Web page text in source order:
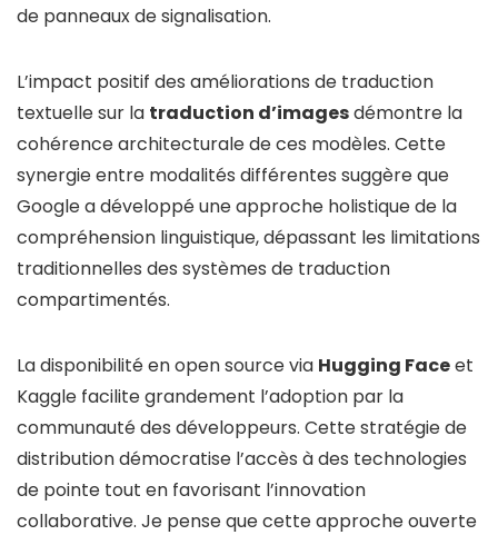
de panneaux de signalisation.
L’impact positif des améliorations de traduction
textuelle sur la traduction d’imagesdémontre la
cohérence architecturale de ces modèles. Cette
synergie entre modalités différentes suggère que
Google a développé une approche holistique de la
compréhension linguistique, dépassant les limitations
traditionnelles des systèmes de traduction
compartimentés.
La disponibilité en open source via Hugging Faceet
Kaggle facilite grandement l’adoption par la
communauté des développeurs. Cette stratégie de
distribution démocratise l’accès à des technologies
de pointe tout en favorisant l’innovation
collaborative. Je pense que cette approche ouverte